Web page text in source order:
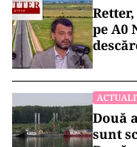
pe A0
Două
sunt